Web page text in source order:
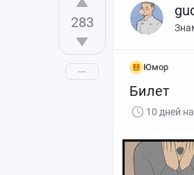
283
Юмор
Билет
10 дней